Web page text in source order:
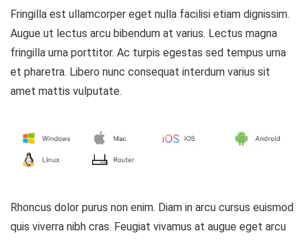
Fringilla est ullamcorper eget nulla facilisi etiam dignissim.
Augue ut lectus arcu bibendum at varius. Lectus magna
fringilla urna porttitor. Ac turpis egestas sed tempus urna
et pharetra. Libero nunc consequat interdum varius sit
amet mattis vulputate.
Rhoncus dolor purus non enim. Diam in arcu cursus euismod
quis viverra nibh cras. Feugiat vivamus at augue eget arcu